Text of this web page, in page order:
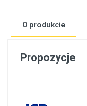
O produkcie
Propozycje